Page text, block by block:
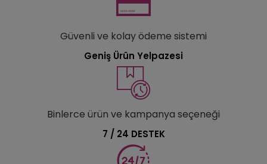
Güvenli ve kolay ödeme sistemi
Geniş Ürün Yelpazesi
Binlerce ürün ve kampanya seçeneği
7 / 24 DESTEK